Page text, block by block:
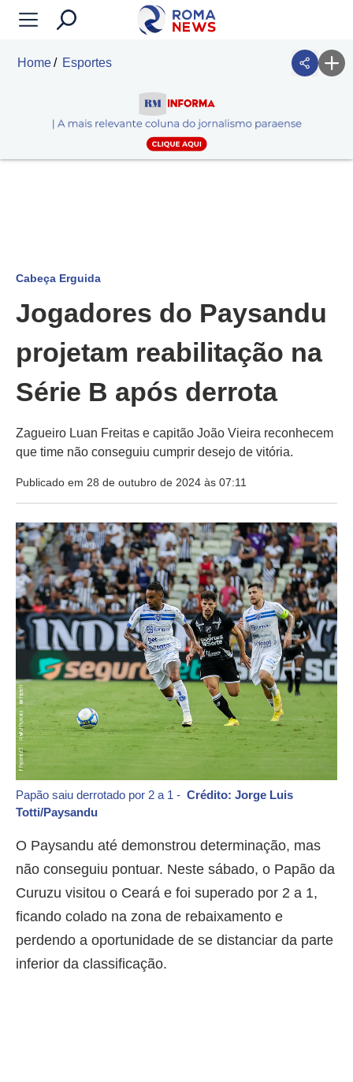
Home Esportes
Cabeça Erguida
Jogadores do Paysandu
projetam reabilitação na
Série B após derrota
Zagueiro Luan Freitas e capitão João Vieira reconhecem
que time não conseguiu cumprir desejo de vitória.
Publicado em 28 de outubro de 2024 às 07:11
Papão saiu derrotado por 2 a 1 - Crédito: Jorge Luis
Totti/Paysandu
O Paysandu até demonstrou determinação, mas
não conseguiu pontuar. Neste sábado, o Papão da
Curuzu visitou o Ceará e foi superado por 2 a 1,
ficando colado na zona de rebaixamento e
perdendo a oportunidade de se distanciar da parte
inferior da classificação.